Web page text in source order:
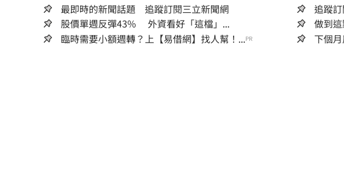
最即時的新聞話題 追蹤訂閱三立新聞網
追蹤
股價單週反彈43% 外資看好「這檔」...
做到
臨時需要小額週轉？上【易借網】找人幫！...PR 下個